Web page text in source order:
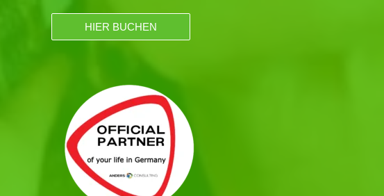
HIER BUCHEN